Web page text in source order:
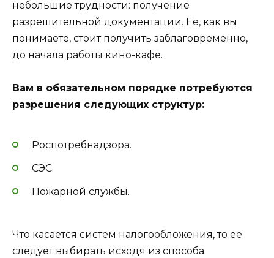
небольшие трудности: получение
разрешительной документации. Ее, как вы
понимаете, стоит получить заблаговременно,
до начала работы кино-кафе.
Вам в обязательном порядке потребуются
разрешения следующих структур:
Роспотребнадзора.
СЭС.
Пожарной службы.
Что касается систем налогообложения, то ее
следует выбирать исходя из способа